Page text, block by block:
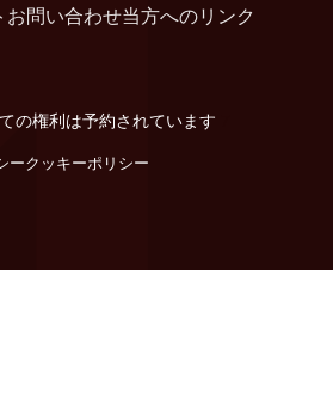
お問い合わせ当方へのリンク
の権利は予約されています
ークッキーポリシー